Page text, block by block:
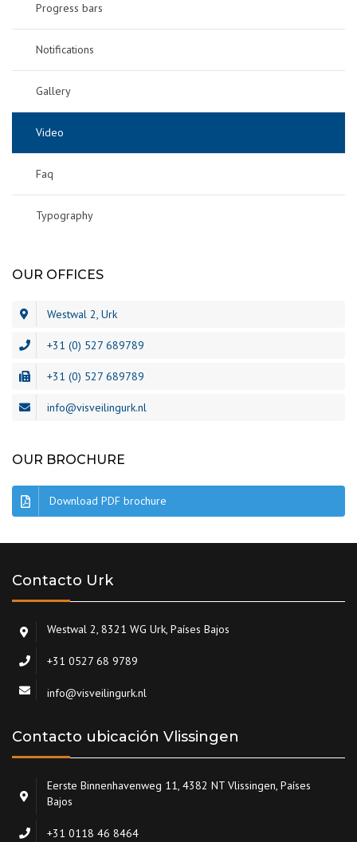
Progress bars
Notifications
Gallery
Video
Faq
Typography
OUR OFFICES
Westwal 2, Urk
+31 (0) 527 689789
+31 (0) 527 689789
info@visveilingurk.nl
OUR BROCHURE
Download PDF brochure
Contacto Urk
Westwal 2, 8321 WG Urk, Países Bajos
+31 0527 68 9789
info@visveilingurk.nl
Contacto ubicación Vlissingen
Eerste Binnenhavenweg 11, 4382 NT Vlissingen, Países
Bajos
+31 0118 46 8464